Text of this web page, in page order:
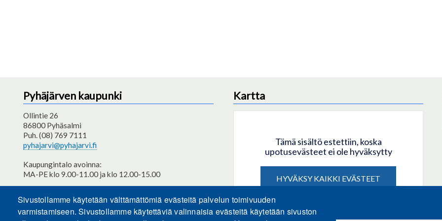
Pyhäjärven kaupunki
Ollintie 26
86800 Pyhäsalmi
Puh. (08) 769 7111
pyhajarvi@pyhajarvi.fi
Kaupungintalo avoinna:
MA-PE klo 9.00-11.00 ja klo 12.00-15.00
Kartta
Tämä sisältö estettiin, koska
upotusevästeet ei ole hyväksytty
HYVÄKSY KAIKKI EVÄSTEET
Sivustollamme käytetään välttämättömiä evästeitä palvelun toimivuuden
varmistamiseen. Sivustollamme käytettäviä valinnaisia evästeitä käytetään sivuston